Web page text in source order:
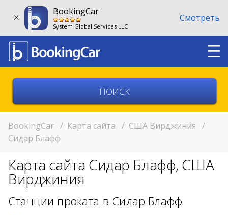
BookingCar
System Global Services LLC
Смотреть
Выберите город
Возврат в другом месте?
11:00
BookingCar / Карта сайта / США Вирджиния /
Сидар Блафф
Карта сайта Сидар Блафф, США
Вирджиния
Станции проката в Сидар Блафф